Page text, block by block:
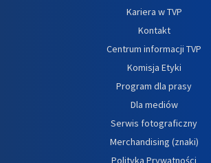
Kariera w TVP
Kontakt
Centrum informacji TVP
Komisja Etyki
Program dla prasy
Dla mediów
Serwis fotograficzny
Merchandising (znaki)
Polityka Prywatności